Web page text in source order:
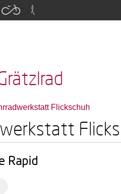
Flickschuh
Rapid